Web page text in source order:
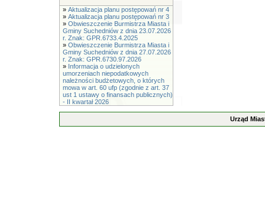
» Aktualizacja planu postępowań nr 4
» Aktualizacja planu postępowań nr 3
» Obwieszczenie Burmistrza Miasta i
Gminy Suchedniów z dnia 23.07.2026
r. Znak: GPR.6733.4.2025
» Obwieszczenie Burmistrza Miasta i
Gminy Suchedniów z dnia 27.07.2026
r. Znak: GPR.6730.97.2026
» Informacja o udzielonych
umorzeniach niepodatkowych
należności budżetowych, o których
mowa w art. 60 ufp (zgodnie z art. 37
ust 1 ustawy o finansach publicznych)
- II kwartał 2026
Urząd